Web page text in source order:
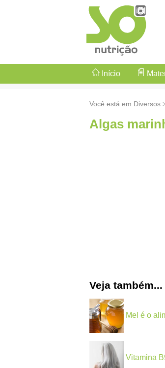
Início
Você está em Diversos
Algas
Veja também...
Mel é o
Vitamina